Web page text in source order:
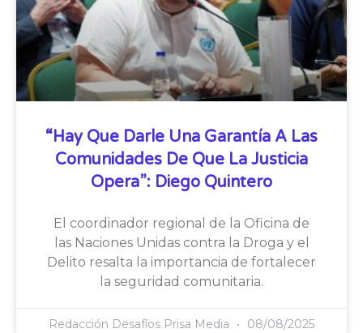
“Hay Que Darle Una Garantía A Las
Comunidades De Que La Justicia
Opera”: Diego Quintero
El coordinador regional de la Oficina de
las Naciones Unidas contra la Droga y el
Delito resalta la importancia de fortalecer
la seguridad comunitaria.
Redacción Desafíos Prisa Media 08/08/2025